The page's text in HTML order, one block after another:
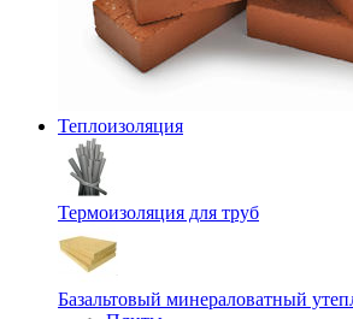
Теплоизоляция
Термоизоляция для труб
Базальтовый минераловатный